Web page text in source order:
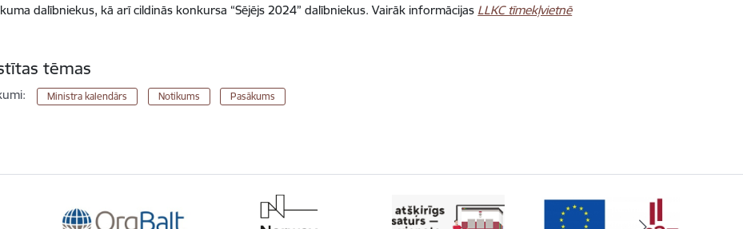
dalībniekus, kā arī cildinās konkursa “Sējējs 2024” dalībniekus. Vairāk informācijas LLKC tīmekļvietnē
tēmas
Ministra kalendārs Notikums Pasākums